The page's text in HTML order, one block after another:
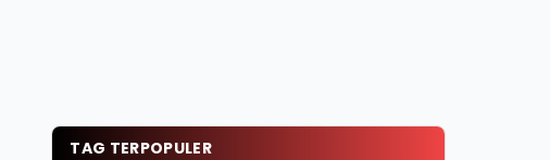
TAG TERPOPULER